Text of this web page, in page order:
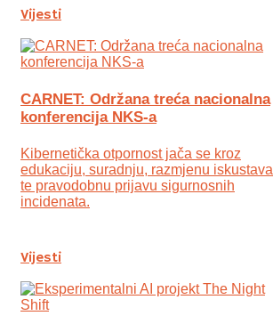
Vijesti
CARNET: Održana treća nacionalna
konferencija NKS-a
Kibernetička otpornost jača se kroz
edukaciju, suradnju, razmjenu iskustava
te pravodobnu prijavu sigurnosnih
incidenata.
Vijesti